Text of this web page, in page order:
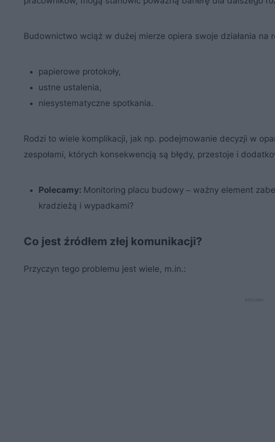
Budownictwo wciąż w dużej mierze opiera swoje działania na
papierowe protokoły,
ustne ustalenia,
niesystematyczne spotkania.
Rodzi to wiele komplikacji, jak np. podejmowanie decyzji w
zespołami, których konsekwencją są błędy, przestoje i
Polecamy: Monitoring placu budowy ‒ ważny element
kradzieżą i wypadkami?
Co jest źródłem złej komunikacji?
Przyczyn tego problemu jest wiele, m.in.: